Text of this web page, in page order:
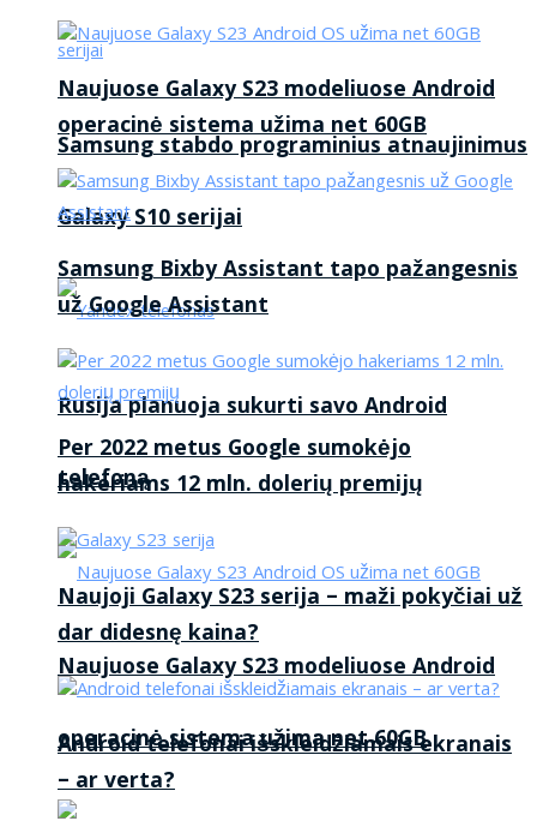
Samsung stabdo programinius atnaujinimus
Galaxy S10 serijai
Rusija planuoja sukurti savo Android
telefoną
Naujuose Galaxy S23 modeliuose Android
operacinė sistema užima net 60GB
Naujuose Galaxy S23 modeliuose Android
operacinė sistema užima net 60GB
Samsung Bixby Assistant tapo pažangesnis
už Google Assistant
Per 2022 metus Google sumokėjo
hakeriams 12 mln. dolerių premijų
Naujoji Galaxy S23 serija – maži pokyčiai už
dar didesnę kaina?
Android telefonai išskleidžiamais ekranais
– ar verta?